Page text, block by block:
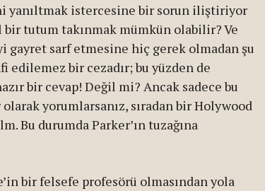
yanıltmak istercesine bir sorun iliştiriyor
bir tutum takınmak mümkün olabilir? Ve
sarf etmesine hiç gerek olmadan şu
edilemez bir cezadır; bu yüzden de
bir cevap! Değil mi? Ancak sadece bu
yorumlarsanız, sıradan bir Holywood
Bu durumda Parker’ın tuzağına
bir felsefe profesörü olmasından yola